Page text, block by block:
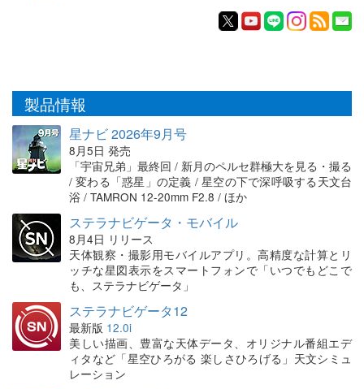
製品情報
星ナビ 2026年9月号
8月5日 発売
「宇宙兄弟」最終回 / 新月のペルセ群極大を見る・撮る
/ 変わる「惑星」の定義 / 星空の下で深呼吸する天文台
浴 / TAMRON 12-20mm F2.8 / ほか
ステラナビゲータ・モバイル
8月4日 リリース
天体観察・撮影用モバイルアプリ。高精度な計算とリ
ッチな星図表示をスマートフォンで「いつでもどこで
も、ステラナビゲータ」
ステラナビゲータ12
最新版 12.0i
美しい描画、豊富な天体データ、オリジナル番組エデ
ィタなど「星空ひろがる 楽しさひろげる」天文シミュ
レーション